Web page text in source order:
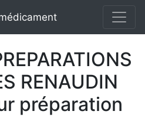
RENAUDIN
préparation